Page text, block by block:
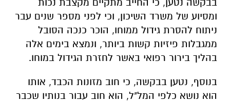
ומסיוע של משרד השיכון, וכי לפני מספר שנים עבר
ניתוח להסרת גידול ממוחו, הוכר כנכה הסובל
ממגבלות פיזיות קשות ביותר, ונמצא בימים אלה
בהליך בירור רפואי באשר לחזרת הגידול במוחו.
בנוסף, נטען בבקשה, כי חוב מזונות הכבד, אותו
הוא נושא כלפי המל"ל, הוא חוב עבור בנותיו שכבר